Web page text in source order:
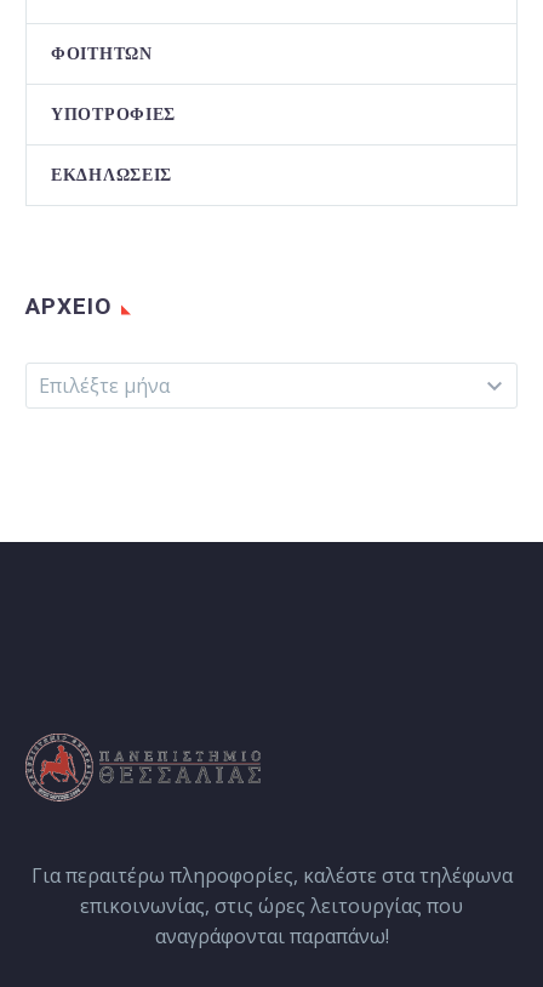
ΦΟΙΤΗΤΏΝ
ΥΠΟΤΡΟΦΊΕΣ
ΕΚΔΗΛΏΣΕΙΣ
ΑΡΧΕΊΟ
Αρχείο
Επιλέξτε μήνα
Για περαιτέρω πληροφορίες, καλέστε στα τηλέφωνα
επικοινωνίας, στις ώρες λειτουργίας που
αναγράφονται παραπάνω!